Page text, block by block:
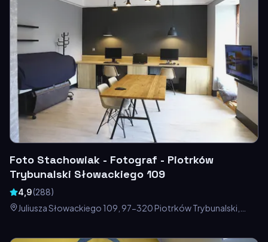
Foto Stachowiak - Fotograf - Piotrków
Trybunalski Słowackiego 109
4,9(288)
Juliusza Słowackiego 109, 97-320 Piotrków Trybunalski,